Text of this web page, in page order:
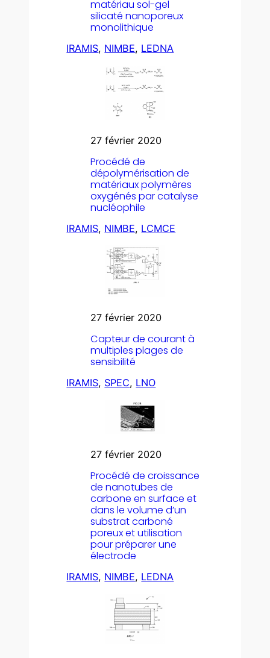
matériau sol-gel
silicaté nanoporeux
monolithique
IRAMIS, NIMBE, LEDNA
27 février 2020
Procédé de
dépolymérisation de
matériaux polymères
oxygénés par catalyse
nucléophile
IRAMIS, NIMBE, LCMCE
27 février 2020
Capteur de courant à
multiples plages de
sensibilité
IRAMIS, SPEC, LNO
27 février 2020
Procédé de croissance
de nanotubes de
carbone en surface et
dans le volume d’un
substrat carboné
poreux et utilisation
pour préparer une
électrode
IRAMIS, NIMBE, LEDNA